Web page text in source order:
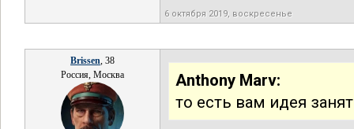
6 октября 2019, воскресенье
Brissen, 38
Россия, Москва
Anthony Marv:
то есть вам идея